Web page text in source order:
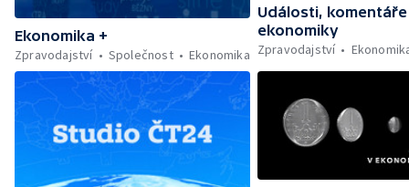
Ekonomika +
Zpravodajství
Společnost Ekonomika
Události, komentáře
ekonomiky
Zpravodajství